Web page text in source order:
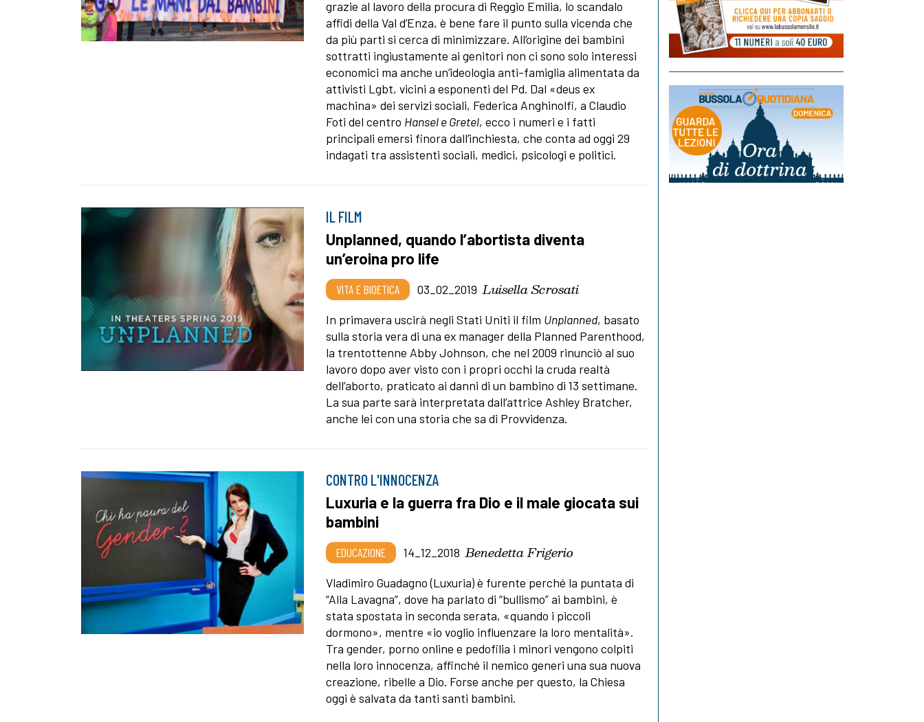
grazie al lavoro della procura di Reggio Emilia, lo scandalo
affidi della Val d’Enza, è bene fare il punto sulla vicenda che
da più parti si cerca di minimizzare. All’origine dei bambini
sottratti ingiustamente ai genitori non ci sono solo interessi
economici ma anche un’ideologia anti-famiglia alimentata da
attivisti Lgbt, vicini a esponenti del Pd. Dal «deus ex
machina» dei servizi sociali, Federica Anghinolfi, a Claudio
Foti del centro Hansel e Gretel, ecco i numeri e i fatti
principali emersi finora dall’inchiesta, che conta ad oggi 29
indagati tra assistenti sociali, medici, psicologi e politici.
IL FILM
Unplanned, quando l’abortista diventa
un’eroina pro life
VITA E BIOETICA 03_02_2019 Luisella Scrosati
In primavera uscirà negli Stati Uniti il film Unplanned, basato
sulla storia vera di una ex manager della Planned Parenthood,
la trentottenne Abby Johnson, che nel 2009 rinunciò al suo
lavoro dopo aver visto con i propri occhi la cruda realtà
dell’aborto, praticato ai danni di un bambino di 13 settimane.
La sua parte sarà interpretata dall’attrice Ashley Bratcher,
anche lei con una storia che sa di Provvidenza.
CONTRO L'INNOCENZA
Luxuria e la guerra fra Dio e il male giocata sui
bambini
EDUCAZIONE 14_12_2018 Benedetta Frigerio
Vladimiro Guadagno (Luxuria) è furente perché la puntata di
“Alla Lavagna”, dove ha parlato di “bullismo” ai bambini, è
stata spostata in seconda serata, «quando i piccoli
dormono», mentre «io voglio influenzare la loro mentalità».
Tra gender, porno online e pedofilia i minori vengono colpiti
nella loro innocenza, affinché il nemico generi una sua nuova
creazione, ribelle a Dio. Forse anche per questo, la Chiesa
oggi è salvata da tanti santi bambini.